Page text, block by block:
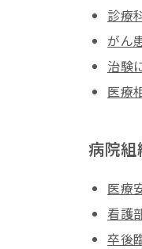
診療
がん
治験
医療
病院組
医療
看護
卒後